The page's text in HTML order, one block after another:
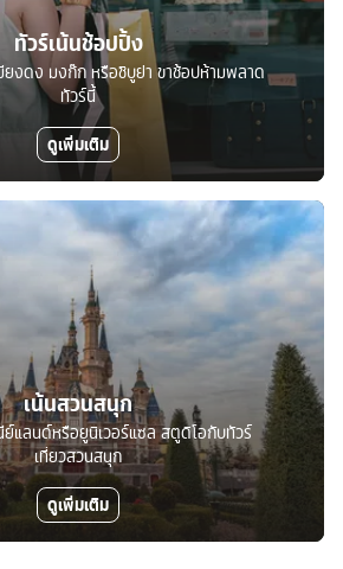
ทัวร์เน้นช้อปปิ้ง
ยงดง มงก๊ก หรือชิบูย่า ขาช้อปห้ามพลาด
ทัวร์นี้
ดูเพิ่มเติม
เน้นสวนสนุก
แลนด์หรือยูนิเวอร์แซล สตูดิโอกับทัวร์
เที่ยวสวนสนุก
ดูเพิ่มเติม